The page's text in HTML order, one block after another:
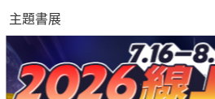
主題書展